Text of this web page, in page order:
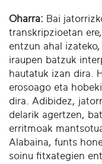
Oharra: Bai
transkripzioetan
entzun ahal
iraupen batzuk
hautatuk izan dira.
erosoago eta
dira. Adibidez,
delarik agertzen,
erritmoak
Alabaina, funts
soinu fitxategien